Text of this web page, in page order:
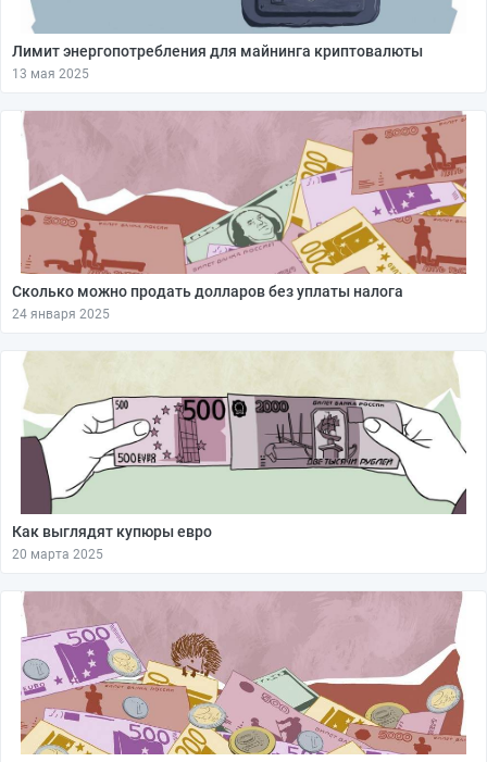
Лимит энергопотребления для майнинга криптовалюты
13 мая 2025
Сколько можно продать долларов без уплаты налога
24 января 2025
Как выглядят купюры евро
20 марта 2025